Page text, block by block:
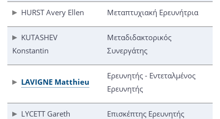
HURST Avery Ellen Μεταπτυχιακή Ερευνήτρια
KUTASHEV
Konstantin
Μεταδιδακτορικός
Συνεργάτης
LAVIGNE Matthieu
Ερευνητής - Εντεταλμένος
Ερευνητής
LYCETT Gareth Επισκέπτης Ερευνητής